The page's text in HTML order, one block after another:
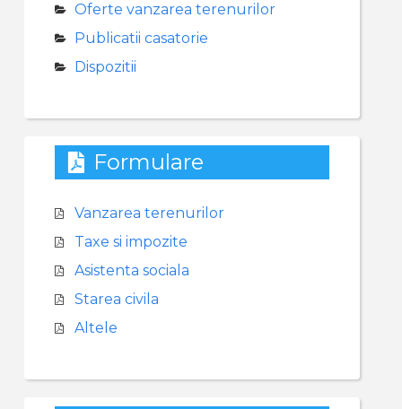
Oferte vanzarea terenurilor
Publicatii casatorie
Dispozitii
Formulare
Vanzarea terenurilor
Taxe si impozite
Asistenta sociala
Starea civila
Altele